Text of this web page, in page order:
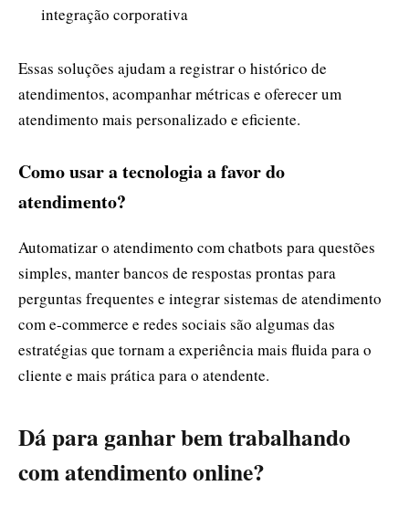
integração corporativa
Essas soluções ajudam a registrar o histórico de
atendimentos, acompanhar métricas e oferecer um
atendimento mais personalizado e eficiente.
Como usar a tecnologia a favor do
atendimento?
Automatizar o atendimento com chatbots para questões
simples, manter bancos de respostas prontas para
perguntas frequentes e integrar sistemas de atendimento
com e-commerce e redes sociais são algumas das
estratégias que tornam a experiência mais fluida para o
cliente e mais prática para o atendente.
Dá para ganhar bem trabalhando
com atendimento online?